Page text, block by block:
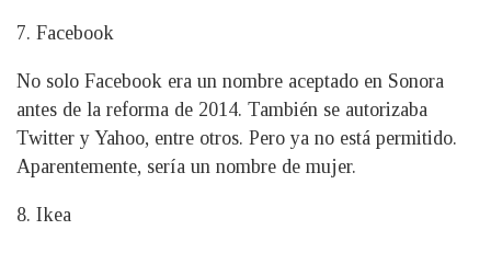
7. Facebook
No solo Facebook era un nombre aceptado en Sonora
antes de la reforma de 2014. También se autorizaba
Twitter y Yahoo, entre otros. Pero ya no está permitido.
Aparentemente, sería un nombre de mujer.
8. Ikea